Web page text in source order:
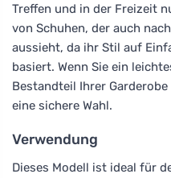
Treffen und in der Freizeit
von Schuhen, der auch
aussieht, da ihr Stil auf
basiert. Wenn Sie ein
Bestandteil Ihrer
eine sichere Wahl.
Verwendung
Dieses Modell ist ideal für